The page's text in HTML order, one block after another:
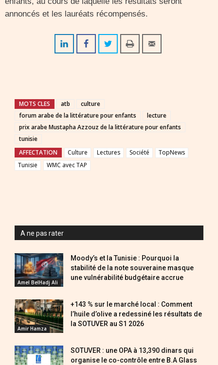
annoncés et les lauréats récompensés.
MOTS CLES atb
culture
forum arabe de la littérature pour enfants
lecture
prix arabe Mustapha Azzouz de la littérature pour enfants
tunisie
AFFECTATION
Culture Lectures Société
TopNews
Tunisie
WMC avec TAP
A ne pas rater
Amel BelHadj Ali
Moody’s et la Tunisie : Pourquoi la
stabilité de la note souveraine masque
une vulnérabilité budgétaire accrue
Amir Hamza
+143 % sur le marché local : Comment
l’huile d’olive a redessiné les résultats de
la SOTUVER au S1 2026
SOTUVER : une OPA à 13,390 dinars qui
organise le co-contrôle entre B.A Glass